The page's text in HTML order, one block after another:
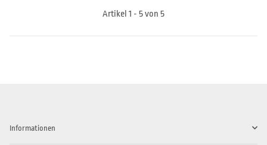
Artikel 1 - 5 von 5
Informationen